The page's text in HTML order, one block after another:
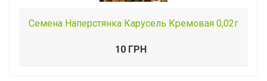
Семена Наперстянка Карусель Кремовая 0,02г
10 ГРН